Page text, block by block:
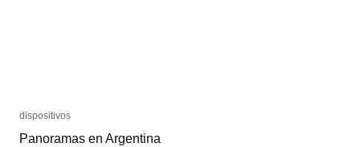
dispositivos
Panoramas en Argentina
dispositivos
Panoramas en Argentina